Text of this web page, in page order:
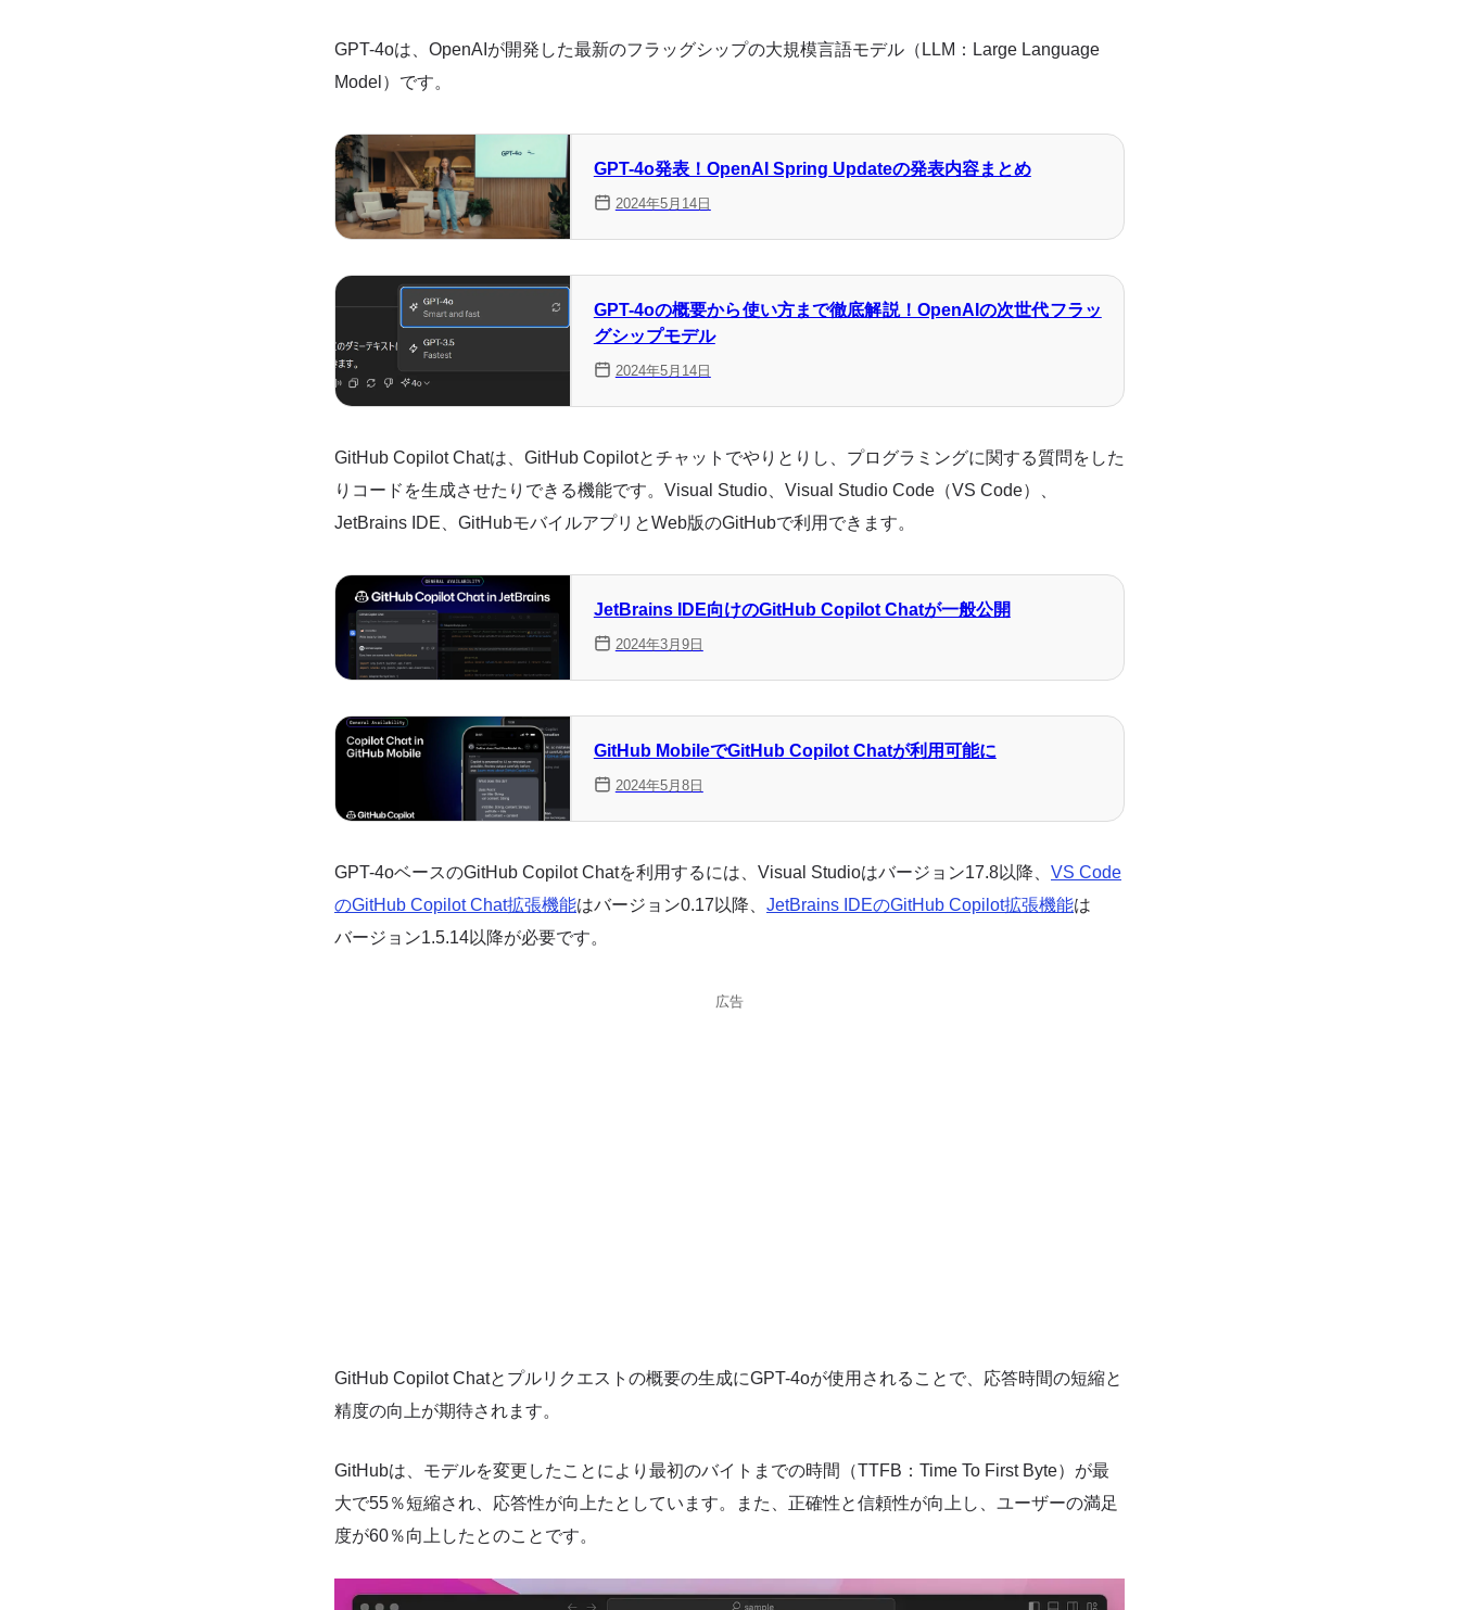
GPT-4oは、OpenAIが開発した最新のフラッグシップの大規模言語モデル（LLM：Large Language
Model）です。
GPT-4o発表！OpenAI Spring Updateの発表内容まとめ
2024年5月14日
GPT-4oの概要から使い方まで徹底解説！OpenAIの次世代フラッ
グシップモデル
2024年5月14日
GitHub Copilot Chatは、GitHub Copilotとチャットでやりとりし、プログラミングに関する質問をした
りコードを生成させたりできる機能です。Visual Studio、Visual Studio Code（VS Code）、
JetBrains IDE、GitHubモバイルアプリとWeb版のGitHubで利用できます。
JetBrains IDE向けのGitHub Copilot Chatが一般公開
2024年3月9日
GitHub MobileでGitHub Copilot Chatが利用可能に
2024年5月8日
GPT-4oベースのGitHub Copilot Chatを利用するには、Visual Studioはバージョン17.8以降、 VS Code
のGitHub Copilot Chat拡張機能はバージョン0.17以降、 JetBrains IDEのGitHub Copilot拡張機能は
バージョン1.5.14以降が必要です。
広告
GitHub Copilot Chatとプルリクエストの概要の生成にGPT-4oが使用されることで、応答時間の短縮と
精度の向上が期待されます。
GitHubは、モデルを変更したことにより最初のバイトまでの時間（TTFB：Time To First Byte）が最
大で55％短縮され、応答性が向上たとしています。また、正確性と信頼性が向上し、ユーザーの満足
度が60％向上したとのことです。